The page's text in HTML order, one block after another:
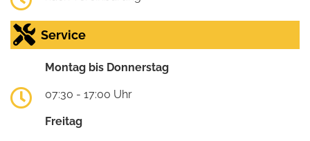
Service
Montag bis Donnerstag
07:30 - 17:00 Uhr
Freitag